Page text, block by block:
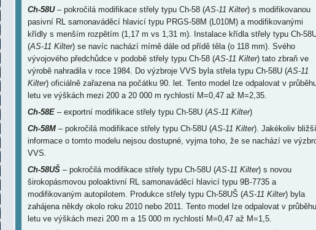
Ch-58U– pokročilá modifikace střely typu Ch-58 (AS-11 Kilter) s modifikovanou
pasivní RL samonaváděcí hlavicí typu PRGS-58M (L010M) a modifikovanými
křídly s menším rozpětím (1,17 m vs 1,31 m). Instalace křídla střely typu Ch-
(AS-11 Kilter) se navíc nachází mírně dále od přídě těla (o 118 mm). Svého
vývojového předchůdce v podobě střely typu Ch-58 (AS-11 Kilter) tato zbraň ve
výrobě nahradila v roce 1984. Do výzbroje VVS byla střela typu Ch-58U (AS-11
Kilter) oficiálně zařazena na počátku 90. let. Tento model lze odpalovat v
letu ve výškách mezi 200 a 20 000 m rychlostí M=0,47 až M=2,35.
Ch-58E– exportní modifikace střely typu Ch-58U (AS-11 Kilter)
Ch-58M– pokročilá modifikace střely typu Ch-58U (AS-11 Kilter). Jakékoliv bližší
informace o tomto modelu nejsou dostupné, vyjma toho, že se nachází ve
VVS.
Ch-58UŠ– pokročilá modifikace střely typu Ch-58U (AS-11 Kilter) s novou
širokopásmovou poloaktivní RL samonaváděcí hlavicí typu 9B-7735 a
modifikovaným autopilotem. Produkce střely typu Ch-58UŠ (AS-11 Kilter) byla
zahájena někdy okolo roku 2010 nebo 2011. Tento model lze odpalovat v průběhu
letu ve výškách mezi 200 m a 15 000 m rychlostí M=0,47 až M=1,5.